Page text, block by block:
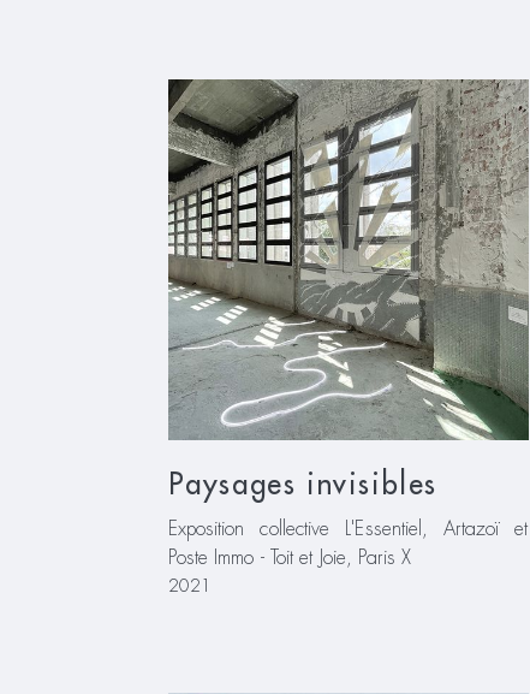
Paysages invisibles
Exposition collective L'Essentiel, Artazoï et
Poste Immo - Toit et Joie, Paris X
2021